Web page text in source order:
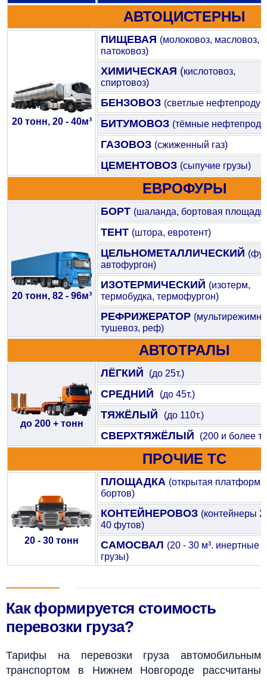
АВТОЦИСТЕРНЫ
20 тонн, 20 - 40м³
ПИЩЕВАЯ (молоковоз, масловоз,
патоковоз)
ХИМИЧЕСКАЯ (кислотовоз,
спиртовоз)
БЕНЗОВОЗ (светлые
БИТУМОВОЗ (тёмные
ГАЗОВОЗ (сжиженный газ)
ЦЕМЕНТОВОЗ (сыпучие грузы)
ЕВРОФУРЫ
20 тонн, 82 - 96м³
БОРТ (шаланда, бортовая
ТЕНТ (штора, евротент)
ЦЕЛЬНОМЕТАЛЛИЧЕСКИЙ
автофургон)
ИЗОТЕРМИЧЕСКИЙ (изотерм,
термобудка, термофургон)
РЕФРИЖЕРАТОР
тушевоз, реф)
АВТОТРАЛЫ
до 200 + тонн
ЛЁГКИЙ (до 25т.)
СРЕДНИЙ (до 45т.)
ТЯЖЁЛЫЙ (до 110т.)
СВЕРХТЯЖЁЛЫЙ (200 и более т.)
ПРОЧИЕ ТС
20 - 30 тонн
ПЛОЩАДКА (открытая платформа
бортов)
КОНТЕЙНЕРОВОЗ (контейнеры
40 футов)
САМОСВАЛ (20 - 30 м³. инертные
грузы)
Как формируется стоимость
перевозки груза?
Тарифы на перевозки груза автомобильным
транспортом в Нижнем Новгороде рассчитаны